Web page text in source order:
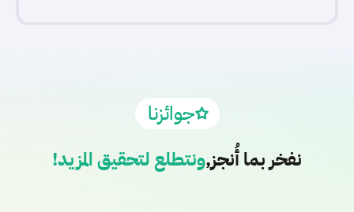
جوائزنا
نفخر بما أُنجز,ونتطلع لتحقيق المزيد!